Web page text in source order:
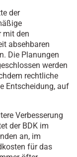
der
mit den
absehbaren
Die Planungen
werden
rechtliche
Entscheidung, auf
Verbesserung
der BDK im
an, im
für das